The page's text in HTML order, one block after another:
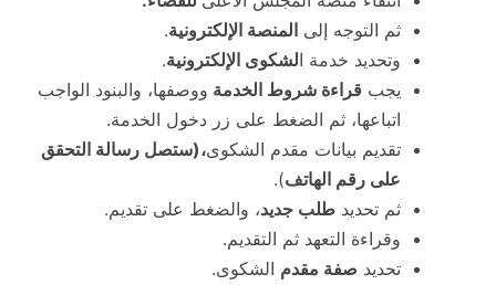
ثم التوجه إلى المنصة الإلكترونية.
وتحديد خدمة الشكوى الإلكترونية.
يجب قراءة شروط الخدمة ووصفها، والبنود الواجب
اتباعها، ثم الضغط على زر دخول الخدمة.
تقديم بيانات مقدم الشكوى،(ستصل رسالة التحقق
على رقم الهاتف).
ثم تحديد طلب جديد، والضغط على تقديم.
وقراءة التعهد ثم التقديم.
تحديد صفة مقدم الشكوى.